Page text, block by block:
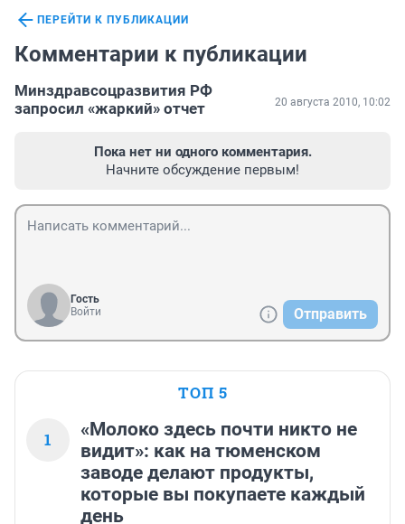
ПЕРЕЙТИ К ПУБЛИКАЦИИ
Комментарии к публикации
Минздравсоцразвития РФ
запросил «жаркий» отчет
20 августа 2010, 10:02
Пока нет ни одного комментария.
Начните обсуждение первым!
Гость
Войти
Отправить
ТОП 5
1
«Молоко здесь почти никто не
видит»: как на тюменском
заводе делают продукты,
которые вы покупаете каждый
день